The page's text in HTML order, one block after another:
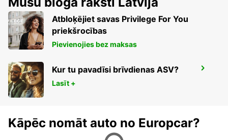
RIGA - LATVIA
LIEPAJA AIRPORT
LIEPAJA - LATVIA
Atbloķējiet savas Privilege For You
priekšrocības
Pievienojies bez maksas
Kur tu pavadīsi brīvdienas ASV?
Lasīt +
Kāpēc nomāt auto no Europcar?